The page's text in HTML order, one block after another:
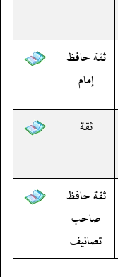
ثقة حافظ
إمام
ثقة
ثقة حافظ
صاحب
تصانيف